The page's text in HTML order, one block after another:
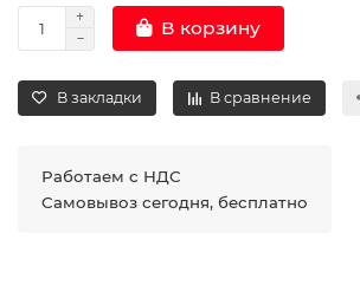
В корзину
В закладки В сравнение
Работаем с НДС
Самовывоз сегодня, бесплатно